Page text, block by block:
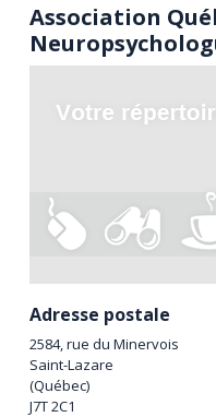
Association
Adresse postale
2584, rue du Minervois
Saint-Lazare
(Québec)
J7T 2C1